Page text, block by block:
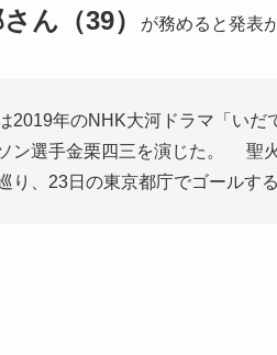
ん（39）
が務めると発表
2019年のNHK大河ドラマ「 いだ
ン選手金栗四三を演じた。 聖火
り、23日の東京都庁でゴールす